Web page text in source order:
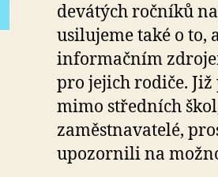
devátých ročníků
usilujeme také o to,
informačním
pro jejich rodiče.
mimo středních
zaměstnavatelé,
upozornili na